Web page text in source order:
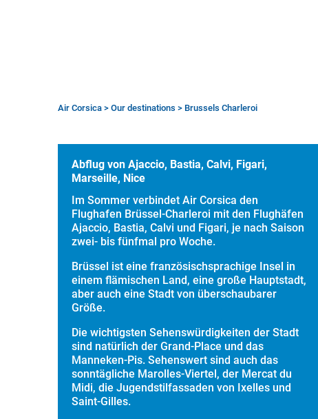
Breadcrumb
Air Corsica > Our destinations > Brussels Charleroi
Abflug von Ajaccio, Bastia, Calvi, Figari,
Marseille, Nice
Im Sommer verbindet Air Corsica den
Flughafen Brüssel-Charleroi mit den Flughäfen
Ajaccio, Bastia, Calvi und Figari, je nach Saison
zwei- bis fünfmal pro Woche.
Brüssel ist eine französischsprachige Insel in
einem flämischen Land, eine große Hauptstadt,
aber auch eine Stadt von überschaubarer
Größe.
Die wichtigsten Sehenswürdigkeiten der Stadt
sind natürlich der Grand-Place und das
Manneken-Pis. Sehenswert sind auch das
sonntägliche Marolles-Viertel, der Mercat du
Midi, die Jugendstilfassaden von Ixelles und
Saint-Gilles.